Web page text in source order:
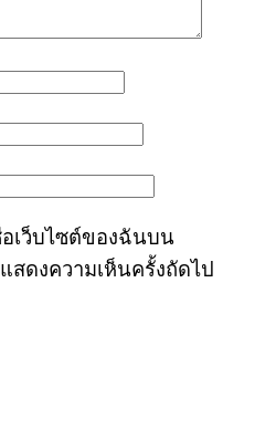
เว็บไซต์ของฉันบน
สดงความเห็นครั้งถัดไป